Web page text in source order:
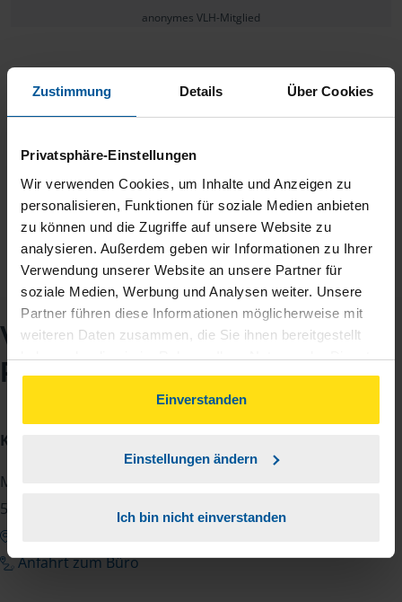
Zustimmung Details Über Cookies
Privatsphäre-Einstellungen
Wir verwenden Cookies, um Inhalte und Anzeigen zu
personalisieren, Funktionen für soziale Medien anbieten
zu können und die Zugriffe auf unsere Website zu
analysieren. Außerdem geben wir Informationen zu Ihrer
Verwendung unserer Website an unsere Partner für
soziale Medien, Werbung und Analysen weiter. Unsere
Partner führen diese Informationen möglicherweise mit
weiteren Daten zusammen, die Sie ihnen bereitgestellt
haben oder die sie im Rahmen Ihrer Nutzung der Dienste
gesammelt haben. Indem Sie auf Einverstanden klicken,
können Sie der Verwendung von Cookies, gemäß
unserer➔ Datenschutzrichtliniezustimmen.
Einverstanden
Einstellungen ändern
Ich bin nicht einverstanden
anonymes VLH-Mitglied
Lachmann.
anonymes VLH-Mitglied
VLH-Beratungsstelle
Ralf Lachmann
Kontakt
Mittelstr. 2
50259 Pulheim
Anfahrt zum Büro